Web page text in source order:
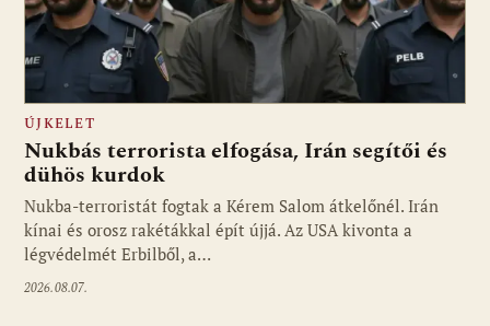
ÚJKELET
Nukbás terrorista elfogása, Irán segítői és
dühös kurdok
Nukba-terroristát fogtak a Kérem Salom átkelőnél. Irán
kínai és orosz rakétákkal épít újjá. Az USA kivonta a
légvédelmét Erbilből, a…
2026.08.07.